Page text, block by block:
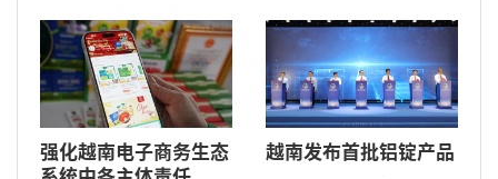
强化越南电子商务生态
越南发布首批铝锭产品